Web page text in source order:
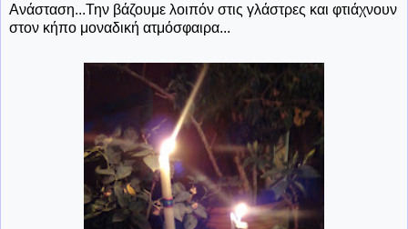
Ανάσταση...Την βάζουμε λοιπόν στις γλάστρες και φτιάχνουν
στον κήπο μοναδική ατμόσφαιρα...